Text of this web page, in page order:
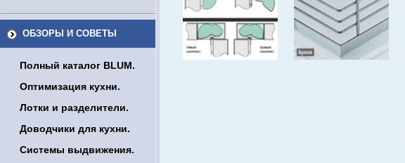
ОБЗОРЫ И СОВЕТЫ
Полный каталог BLUM.
Оптимизация кухни.
Лотки и разделители.
Доводчики для кухни.
Системы выдвижения.